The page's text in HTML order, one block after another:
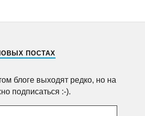
ПОСТАХ
блоге выходят редко, но на
подписаться :-).